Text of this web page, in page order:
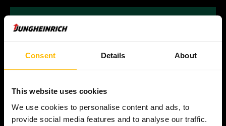
Consent Details About
This website uses cookies
We use cookies to personalise content and ads, to
provide social media features and to analyse our traffic.
CARE
voor elkaar, onze klanten en ons milieu door een
basis van vertrouwen te creëren en iedereen